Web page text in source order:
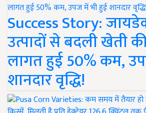
Success Story:
उत्पादों से बदली खेती
लागत हुई 50% कम,
शानदार वृद्धि!